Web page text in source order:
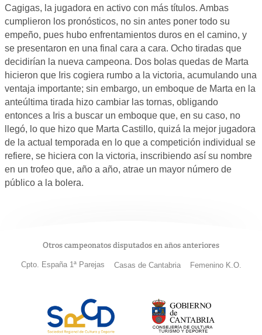
Cagigas, la jugadora en activo con más títulos. Ambas
cumplieron los pronósticos, no sin antes poner todo su
empeño, pues hubo enfrentamientos duros en el camino, y
se presentaron en una final cara a cara. Ocho tiradas que
decidirían la nueva campeona. Dos bolas quedas de Marta
hicieron que Iris cogiera rumbo a la victoria, acumulando una
ventaja importante; sin embargo, un emboque de Marta en la
anteúltima tirada hizo cambiar las tornas, obligando
entonces a Iris a buscar un emboque que, en su caso, no
llegó, lo que hizo que Marta Castillo, quizá la mejor jugadora
de la actual temporada en lo que a competición individual se
refiere, se hiciera con la victoria, inscribiendo así su nombre
en un trofeo que, año a año, atrae un mayor número de
público a la bolera.
Otros campeonatos disputados en años anteriores
Cpto. España 1ª Parejas Casas de Cantabria Femenino K.O.